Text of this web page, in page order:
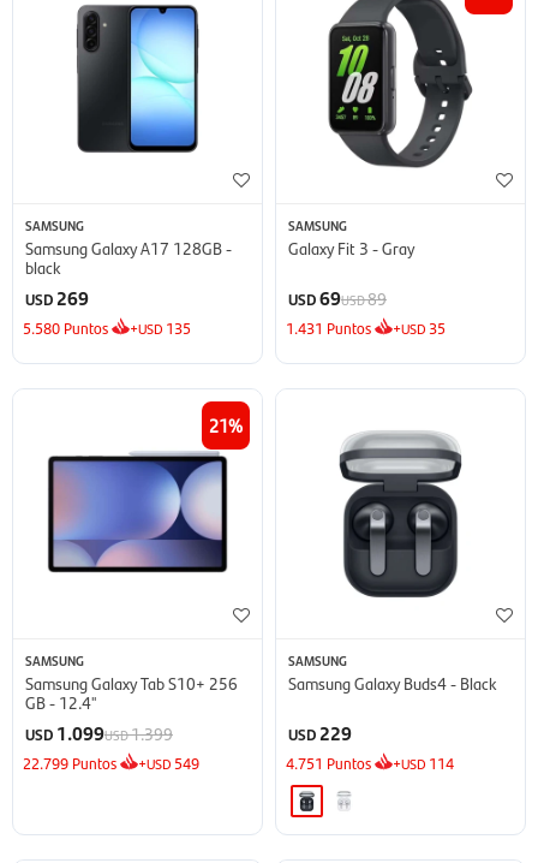
SAMSUNG
Samsung Galaxy A17 128GB -
black
USD 269
5.580 Puntos +USD 135
SAMSUNG
Galaxy Fit 3 - Gray
USD69USD89
1.431 Puntos +USD 35
21
SAMSUNG
Samsung Galaxy Tab S10+ 256
GB - 12.4''
USD 1.099USD1.399
22.799 Puntos +USD 549
SAMSUNG
Samsung Galaxy Buds4 - Black
USD 229
4.751 Puntos +USD 114